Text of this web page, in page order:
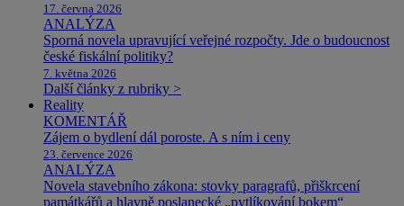
17. června 2026
ANALÝZA
Sporná novela upravující veřejné rozpočty. Jde o budoucnost
české fiskální politiky?
7. května 2026
Další články z rubriky >
Reality
KOMENTÁŘ
Zájem o bydlení dál poroste. A s ním i ceny
23. července 2026
ANALÝZA
Novela stavebního zákona: stovky paragrafů, přiškrcení
památkářů a hlavně poslanecké „pytlíkování bokem“